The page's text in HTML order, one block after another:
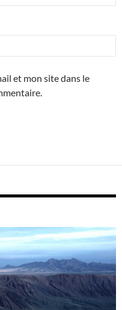
et mon site dans le